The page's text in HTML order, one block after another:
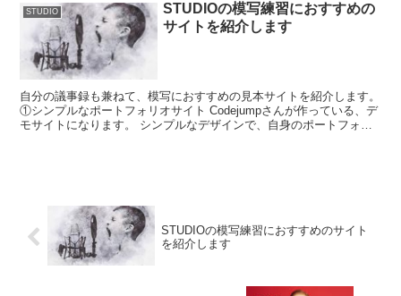
STUDIO
STUDIOの模写練習におすすめの
サイトを紹介します
自分の議事録も兼ねて、模写におすすめの見本サイトを紹介します。
①シンプルなポートフォリオサイト Codejumpさんが作っている、デ
モサイトになります。 シンプルなデザインで、自身のポートフォリ
STUDIOの模写練習におすすめのサイト
を紹介します